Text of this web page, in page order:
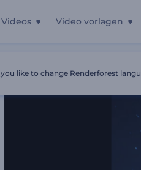
Videos Video vorlagen
like to change Renderforest